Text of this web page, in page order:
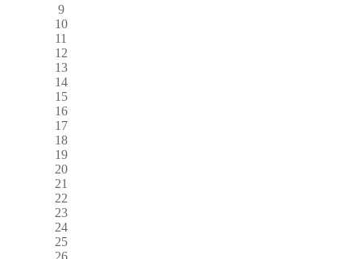
9
10
11
12
13
14
15
16
17
18
19
20
21
22
23
24
25
26